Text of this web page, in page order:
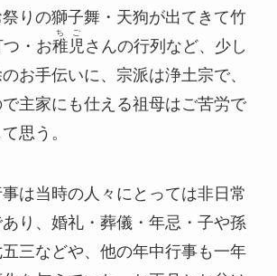
りの獅子舞・天狗が出てきて竹
・お稚児
ちご
さんの行列など、少し
お手伝いに、宗派は浄土宗で、
主家にも仕える祖母はご苦労で
思う。
は当時の人々にとっては非日常
り、婚礼・葬儀・年忌・子や孫
三などや、他の年中行事も一年